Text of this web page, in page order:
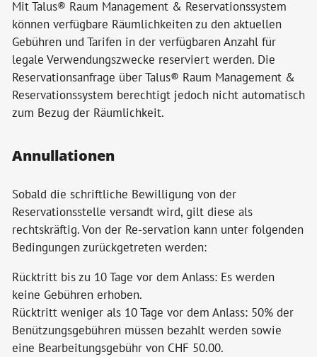
Mit Talus® Raum Management & Reservationssystem
können verfügbare Räumlichkeiten zu den aktuellen
Gebühren und Tarifen in der verfügbaren Anzahl für
legale Verwendungszwecke reserviert werden. Die
Reservationsanfrage über Talus® Raum Management &
Reservationssystem berechtigt jedoch nicht automatisch
zum Bezug der Räumlichkeit.
Annullationen
Sobald die schriftliche Bewilligung von der
Reservationsstelle versandt wird, gilt diese als
rechtskräftig. Von der Re-servation kann unter folgenden
Bedingungen zurückgetreten werden:
Rücktritt bis zu 10 Tage vor dem Anlass: Es werden
keine Gebühren erhoben.
Rücktritt weniger als 10 Tage vor dem Anlass: 50% der
Benützungsgebühren müssen bezahlt werden sowie
eine Bearbeitungsgebühr von CHF 50.00.